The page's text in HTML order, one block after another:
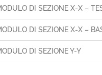
DI SEZIONE X-X –
DI SEZIONE X-X –
DI SEZIONE Y-Y